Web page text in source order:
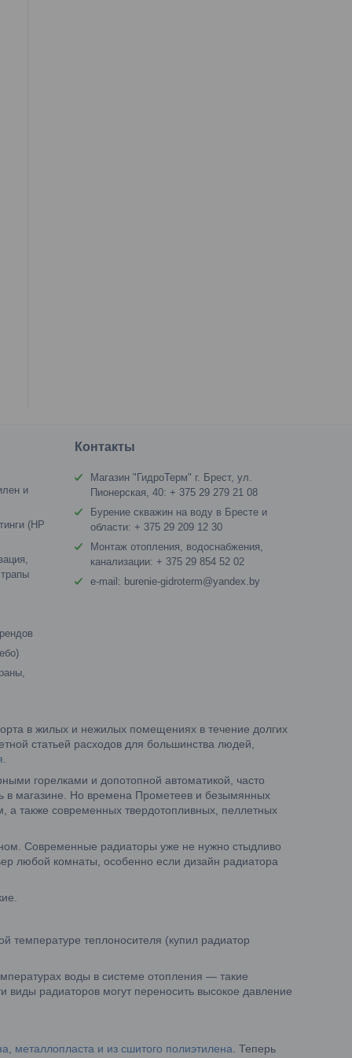
и
(HP
Контакты
Магазин "ГидроТерм" г. Брест, ул.
Пионерская, 40: + 375 29 279 21 08
Бурение скважин на воду в Бресте и
области: + 375 29 209 12 30
Монтаж отопления, водоснабжения,
канализации: + 375 29 854 52 02
e-mail: burenie-gidroterm@yandex.by
в жилых и нежилых помещениях в течение долгих
статьей расходов для большинства людей,
горелками и допотопной автоматикой, часто
в магазине. Но времена Прометеев и безымянных
а также современных твердотопливных, пеллетных
Современные радиаторы уже не нужно стыдливо
любой комнаты, особенно если дизайн радиатора
температуре теплоносителя (купил радиатор
воды в системе отопления — такие
виды радиаторов могут переносить высокое давление
металлопласта и из сшитого полиэтилена . Теперь